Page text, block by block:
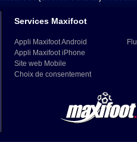
Services Maxifoot
Appli Maxifoot Android
Appli Maxifoot iPhone
Site web Mobile
Choix de consentement